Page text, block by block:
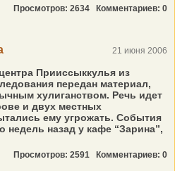
Просмотров: 2634 Комментариев: 0
21 июня 2006
Прииссыккулья из
передан материал,
хулиганством. Речь идет
и двух местных
ему угрожать. События
недель назад у кафе “Зарина”,
Просмотров: 2591 Комментариев: 0